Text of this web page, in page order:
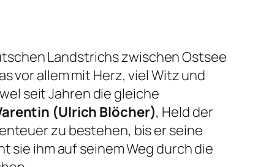
Landstrichs zwischen Ostsee
vor allem mit Herz, viel Witz und
seit Jahren die gleiche
(Ulrich Blöcher), Held der
zu bestehen, bis er seine
sie ihm auf seinem Weg durch die